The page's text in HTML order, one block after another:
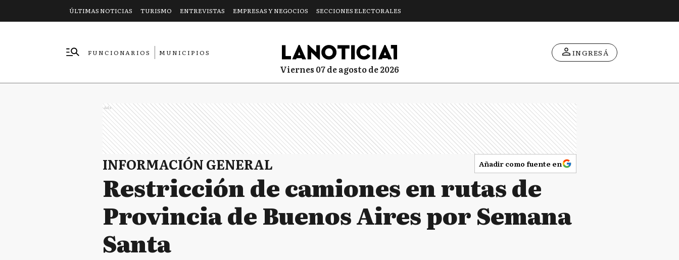
ÚLTIMAS NOTICIAS TURISMO ENTREVISTAS EMPRESAS Y NEGOCIOS SECCIONES ELECTORALES
FUNCIONARIOS
MUNICIPIOS
viernes 07 de agosto de 2026
INGRESÁ
Ads
INFORMACIÓN GENERAL Añadir como fuente en
Restricción de camiones en rutas de
Provincia de Buenos Aires por Semana
Santa